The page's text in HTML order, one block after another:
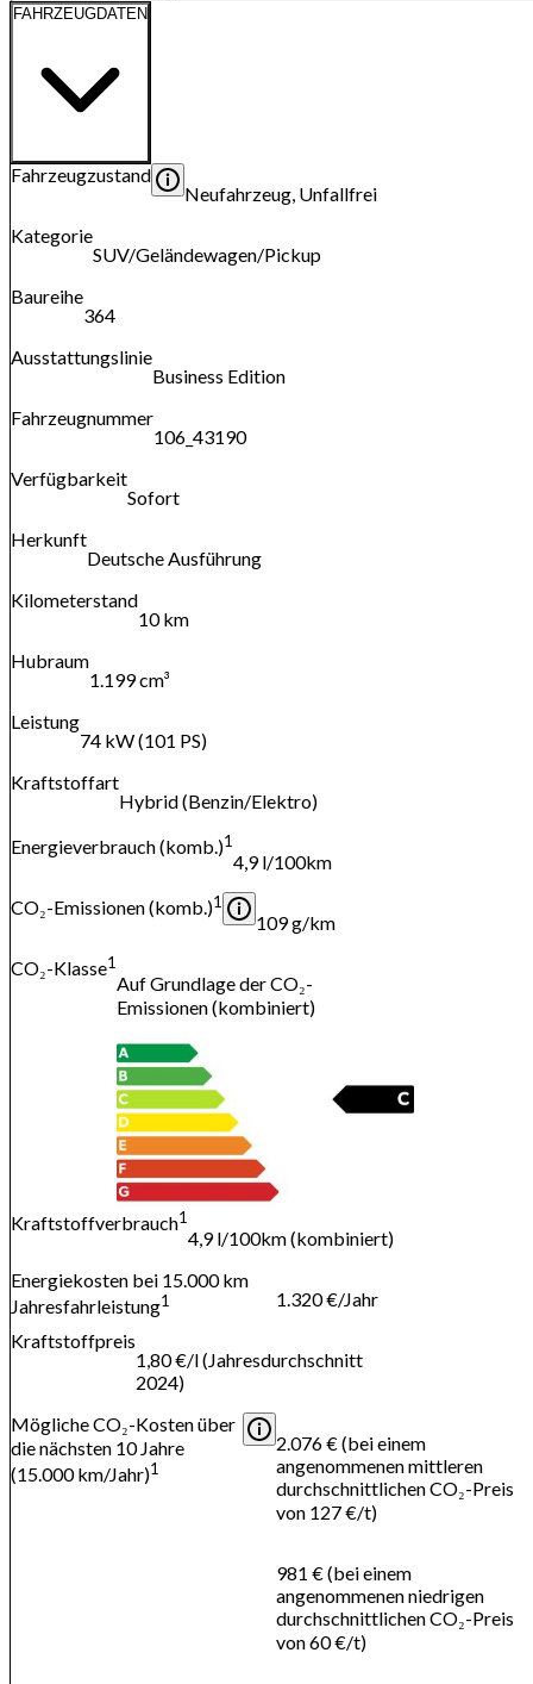
FAHRZEUGDATEN
Fahrzeugzustand
Neufahrzeug, Unfallfrei
Kategorie
SUV/Geländewagen/Pickup
Baureihe
364
Ausstattungslinie
Business Edition
Fahrzeugnummer
106_43190
Verfügbarkeit
Sofort
Herkunft
Deutsche Ausführung
Kilometerstand
10 km
Hubraum
1.199 cm³
Leistung
74 kW (101 PS)
Kraftstoffart
Hybrid (Benzin/Elektro)
Energieverbrauch (komb.)1
4,9 l/100km
CO₂-Emissionen (komb.)1
109 g/km
CO₂-Klasse1
Auf Grundlage der CO₂-
Emissionen (kombiniert)
Kraftstoffverbrauch1
4,9 l/100km (kombiniert)
Energiekosten bei 15.000 km
Jahresfahrleistung1
1.320 €/Jahr
Kraftstoffpreis
1,80 €/l (Jahresdurchschnitt
2024)
Mögliche CO₂-Kosten über
die nächsten 10 Jahre
(15.000 km/Jahr)1
2.076 € (bei einem
angenommenen mittleren
durchschnittlichen CO₂-Preis
von 127 €/t)
981 € (bei einem
angenommenen niedrigen
durchschnittlichen CO₂-Preis
von 60 €/t)